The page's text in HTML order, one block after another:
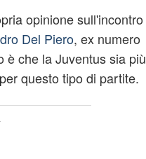
opinione sull'incontro
Del Piero, ex numero
è che la Juventus sia più
questo tipo di partite.